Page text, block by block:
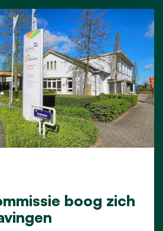
boog zich